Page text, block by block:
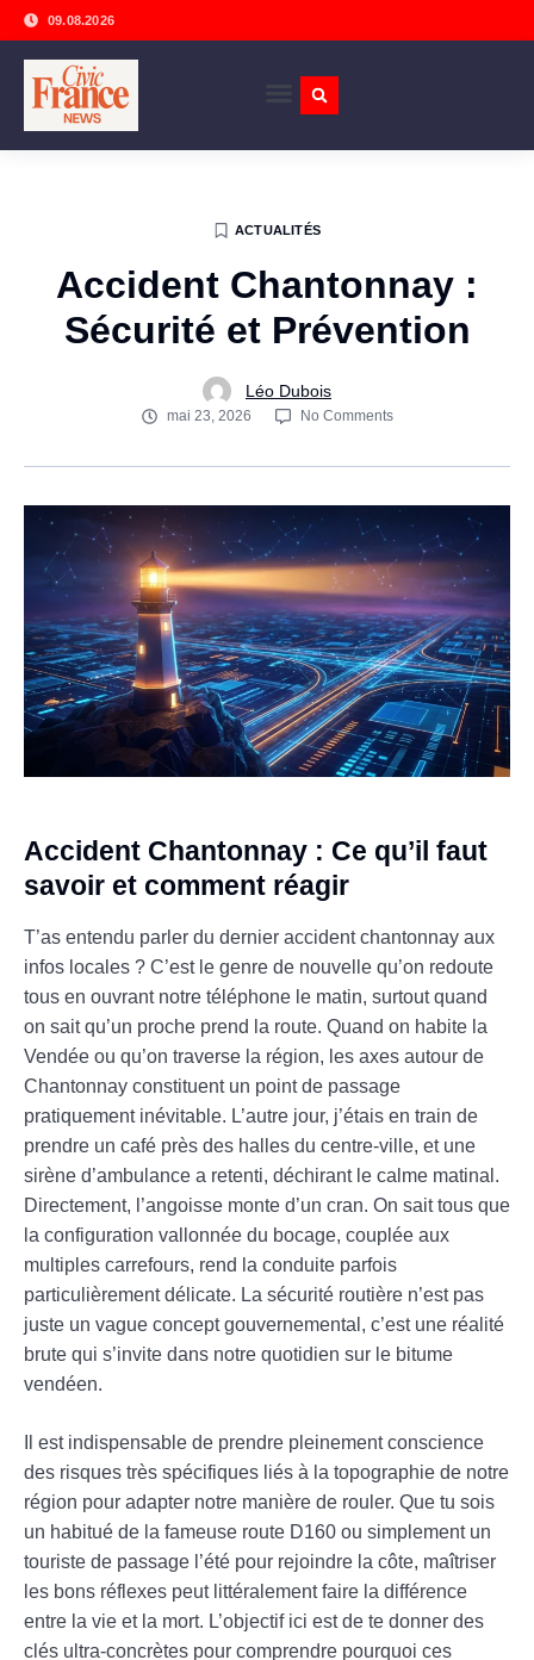
09.08.2026
ACTUALITÉS
Accident Chantonnay :
Sécurité et Prévention
Léo Dubois
mai 23, 2026 No Comments
Accident Chantonnay : Ce qu’il faut
savoir et comment réagir
T’as entendu parler du dernier accident chantonnay aux
infos locales ? C’est le genre de nouvelle qu’on redoute
tous en ouvrant notre téléphone le matin, surtout quand
on sait qu’un proche prend la route. Quand on habite la
Vendée ou qu’on traverse la région, les axes autour de
Chantonnay constituent un point de passage
pratiquement inévitable. L’autre jour, j’étais en train de
prendre un café près des halles du centre-ville, et une
sirène d’ambulance a retenti, déchirant le calme matinal.
Directement, l’angoisse monte d’un cran. On sait tous que
la configuration vallonnée du bocage, couplée aux
multiples carrefours, rend la conduite parfois
particulièrement délicate. La sécurité routière n’est pas
juste un vague concept gouvernemental, c’est une réalité
brute qui s’invite dans notre quotidien sur le bitume
vendéen.
Il est indispensable de prendre pleinement conscience
des risques très spécifiques liés à la topographie de notre
région pour adapter notre manière de rouler. Que tu sois
un habitué de la fameuse route D160 ou simplement un
touriste de passage l’été pour rejoindre la côte, maîtriser
les bons réflexes peut littéralement faire la différence
entre la vie et la mort. L’objectif ici est de te donner des
clés ultra-concrètes pour comprendre pourquoi ces